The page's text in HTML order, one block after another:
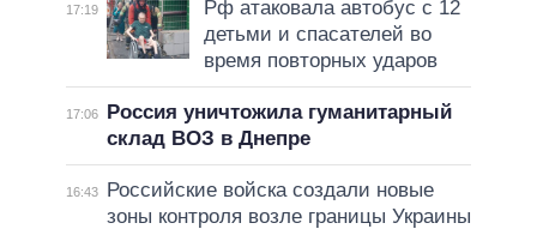
17:19
Рф атаковала автобус с 12
детьми и спасателей во
время повторных ударов
17:06
Россия уничтожила гуманитарный
склад ВОЗ в Днепре
16:43
Российские войска создали новые
зоны контроля возле границы Украины